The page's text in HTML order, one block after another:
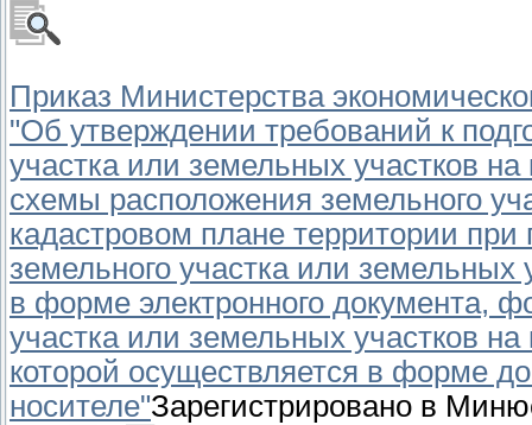
Приказ Министерства
"Об утверждении требований к
участка или земельных участков
схемы расположения земельного
кадастровом плане территории
земельного участка или земельных
в форме электронного документа,
участка или земельных участков
которой осуществляется в форме
носителе"Зарегистрировано в